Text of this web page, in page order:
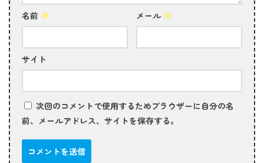
名前 ※ メール ※
サイト
次回のコメントで使用するためブラウザーに自分の名
前、メールアドレス、サイトを保存する。